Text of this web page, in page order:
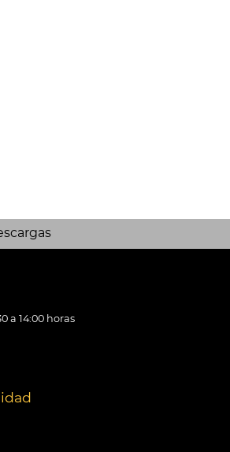
a 14:00 horas